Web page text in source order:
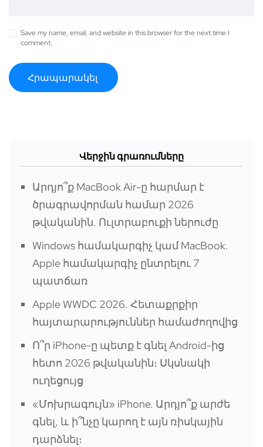
Save my name, email, and website in this browser for the next time I
comment.
Վերջին գրառումները
Արդյո՞ք MacBook Air-ը հարմար է
ծրագրավորման համար 2026
թվականին. Ուլտրաբուքի ներուժը
Windows համակարգիչ կամ MacBook.
Apple համակարգիչ ընտրելու 7
պատճառ
Apple WWDC 2026. Հետաքրքիր
հայտարարություններ համաժողովից
Ո՞ր iPhone-ը պետք է գնել Android-ից
հետո 2026 թվականին։ Սկսնակի
ուղեցույց
«Մոխրագույն» iPhone. Արդյո՞ք արժե
գնել, և ի՞նչը կարող է այն ռիսկային
դարձնել։